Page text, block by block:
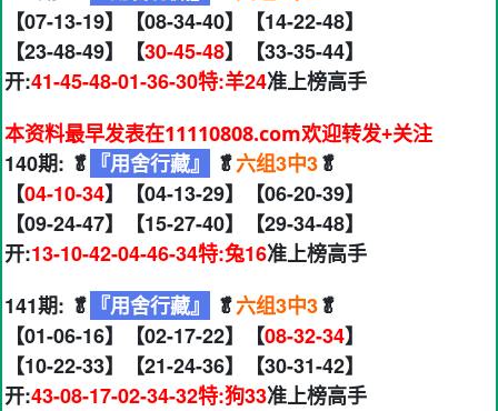
【07-13-19】【08-34-40】【14-22-48】
【23-48-49】【30-45-48】【33-35-44】
开:41-45-48-01-36-30特:羊24准上榜高手
本资料最早发表在11110808.com欢迎转发+关注
140期: 🥬 『用舍行藏』 🥬六组3中3🥬
【04-10-34】【04-13-29】【06-20-39】
【09-24-47】【15-27-40】【29-34-48】
开:13-10-42-04-46-34特:兔16准上榜高手
141期: 🥬 『用舍行藏』 🥬六组3中3🥬
【01-06-16】【02-17-22】【08-32-34】
【10-22-33】【21-24-36】【30-31-42】
开:43-08-17-02-34-32特:狗33准上榜高手